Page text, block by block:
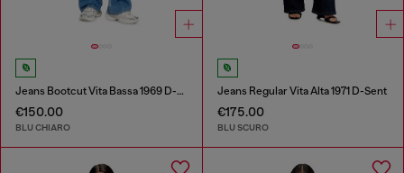
Jeans Bootcut Vita Bassa 1969 D-Ebbey
€150.00
BLU CHIARO
Jeans Regular Vita Alta 1971 D-Sent
€175.00
BLU SCURO